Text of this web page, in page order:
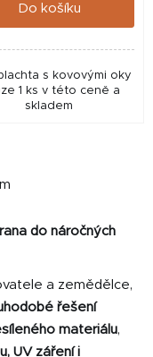
Do košíku
s kovovými oky
1 ks v této ceně a
skladem
do náročných
a zemědělce,
řešení
materiálu,
UV záření i